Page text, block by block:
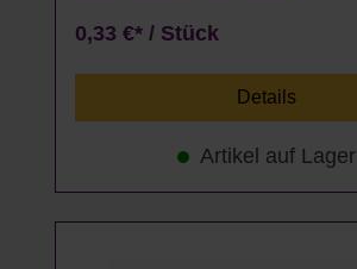
0,33 €* / Stück
Details
Artikel auf Lager